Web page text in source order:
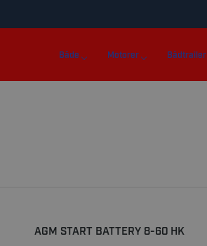
Både Motorer Bådtrailer
AGM START BATTERY 8-60 HK